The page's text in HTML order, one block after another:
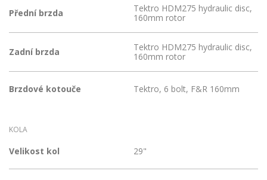
Přední brzda
Tektro HDM275 hydraulic disc,
160mm rotor
Zadní brzda
Tektro HDM275 hydraulic disc,
160mm rotor
Brzdové kotouče Tektro, 6 bolt, F&R 160mm
KOLA
Velikost kol 29"